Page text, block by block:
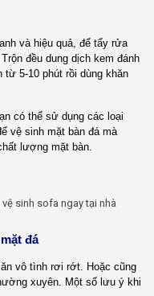
và hiệu quả, để tẩy rửa
đều dung dịch kem đánh
từ 5-10 phút rồi dùng khăn
có thể sử dụng các loại
vệ sinh mặt bàn đá mà
lượng mặt bàn.
sinh sofa ngay tại nhà
đá
vô tình rơi rớt. Hoặc cũng
xuyên. Một số lưu ý khi